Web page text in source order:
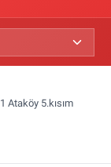
Ataköy 5.kısım